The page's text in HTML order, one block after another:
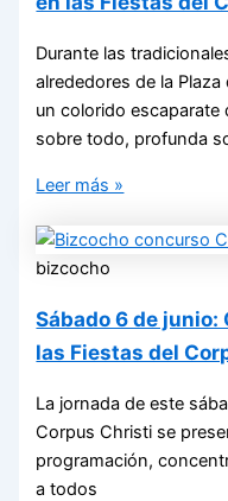
Durante las
alrededores de la
un colorido escaparate
sobre todo, profunda
Leer más »
bizcocho
Sábado 6 de junio:
las Fiestas del
La jornada de este
Corpus Christi se
programación,
a todos